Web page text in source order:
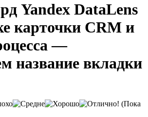
Yandex DataLens
карточки CRM и
—
название вкладки
(Пока